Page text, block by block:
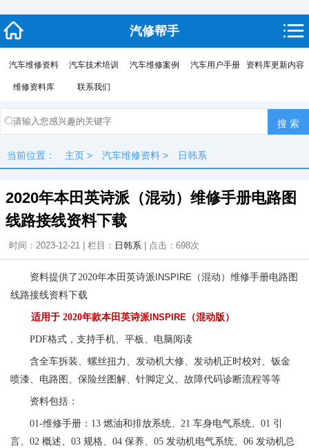
汽修帮手
汽车维修资料 汽车技术培训 汽车维修案例 汽车用户手册 资料库更新内容
维修资料库 联系我们
当前位置： 主页 > 汽车维修资料 > 日韩系
2020年本田英诗派（混动）维修手册电路图
线路接线资料下载
时间：2023-12-21 | 栏目： 日韩系 | 点击： 698次
资料提供了2020年本田英诗派 INSPIRE （混动）维修手册电路图
线路接线资料下载
适用于 2020年款本田英诗派 INSPIRE （混动版）
PDF格式，支持手机、平板、电脑阅读
含全车拆装、螺丝扭力、发动机大修、发动机正时校对、钣金
喷漆、电路图、保险丝图解、针脚定义、故障代码诊断流程等等
资料包括：
01-维修手册：13 燃油和排放系统、21 车身电气系统、01 引
言、02 概述、03 规格、04 保养、05 发动机电气系统、06 发动机总